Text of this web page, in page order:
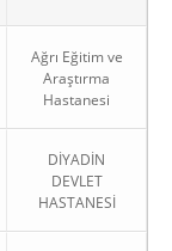
Ağrı Eğitim ve
Araştırma
Hastanesi
DİYADİN
DEVLET
HASTANESİ